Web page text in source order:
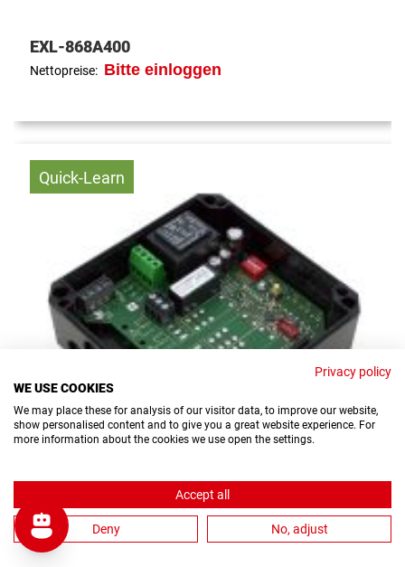
EXL-868A400
Nettopreise: Bitte einloggen
Quick-Learn
E25Q-100
Nettopreise: Bitte einloggen
Privacy policy
WE USE COOKIES
We may place these for analysis of our visitor data, to improve our website,
show personalised content and to give you a great website experience. For
more information about the cookies we use open the settings.
Accept all
Deny No, adjust